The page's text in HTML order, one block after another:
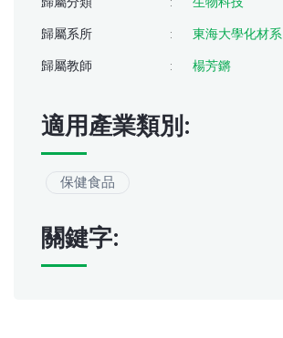
歸屬系所
:
東海大學化材系
歸屬教師
: 楊芳鏘
適用產業類別:
保健食品
關鍵字: